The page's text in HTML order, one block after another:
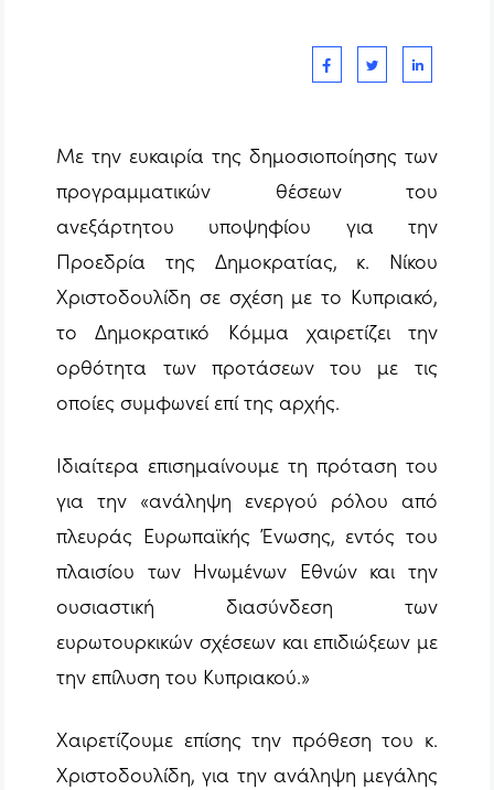
Με την ευκαιρία της δημοσιοποίησης των
προγραμματικών θέσεων του
ανεξάρτητου υποψηφίου για την
Προεδρία της Δημοκρατίας, κ. Νίκου
Χριστοδουλίδη σε σχέση με το Κυπριακό,
το Δημοκρατικό Κόμμα χαιρετίζει την
ορθότητα των προτάσεων του με τις
οποίες συμφωνεί επί της αρχής.
Ιδιαίτερα επισημαίνουμε τη πρόταση του
για την «ανάληψη ενεργού ρόλου από
πλευράς Ευρωπαϊκής Ένωσης, εντός του
πλαισίου των Ηνωμένων Εθνών και την
ουσιαστική διασύνδεση των
ευρωτουρκικών σχέσεων και επιδιώξεων με
την επίλυση του Κυπριακού.»
Χαιρετίζουμε επίσης την πρόθεση του κ.
Χριστοδουλίδη, για την ανάληψη μεγάλης